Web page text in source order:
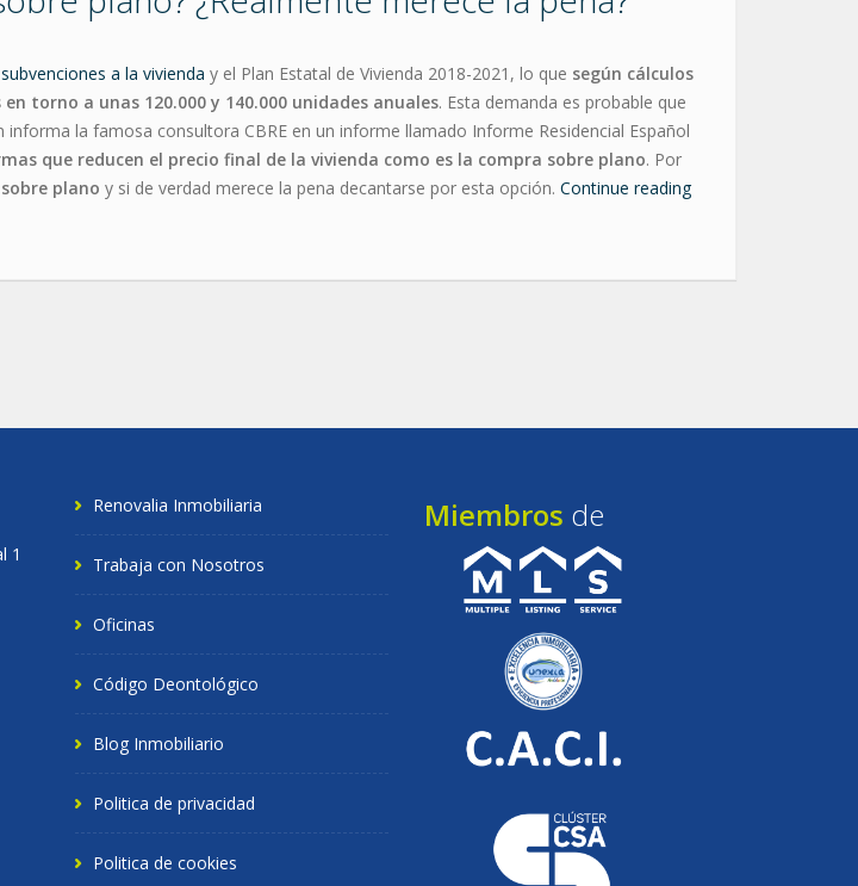
subvenciones a la vivienda y el Plan Estatal de Vivienda 2018-2021, lo que según cálculos
torno a unas 120.000 y 140.000 unidades anuales. Esta demanda es probable que
la famosa consultora CBRE en un informe llamado Informe Residencial Español
que reducen el precio final de la vivienda como es la compra sobre plano. Por
plano y si de verdad merece la pena decantarse por esta opción. Continue reading
1
Renovalia Inmobiliaria
Trabaja con Nosotros
Oficinas
Código Deontológico
Blog Inmobiliario
Politica de privacidad
Politica de cookies
Miembros de